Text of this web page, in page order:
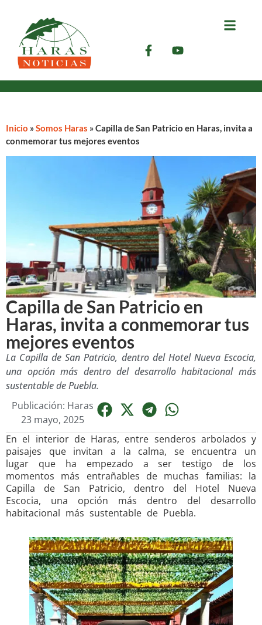
Inicio »Somos Haras »Capilla de San Patricio en Haras, invita a
conmemorar tus mejores eventos
Capilla de San Patricio en
Haras, invita a conmemorar tus
mejores eventos
La Capilla de San Patricio, dentro del Hotel Nueva Escocia,
una opción más dentro del desarrollo habitacional más
sustentable de Puebla.
Publicación: Haras
23 mayo, 2025
En el interior de Haras, entre senderos arbolados y
paisajes que invitan a la calma, se encuentra un
lugar que ha empezado a ser testigo de los
momentos más entrañables de muchas familias: la
Capilla de San Patricio, dentro del Hotel Nueva
Escocia, una opción más dentro del desarrollo
habitacional más sustentable de Puebla.